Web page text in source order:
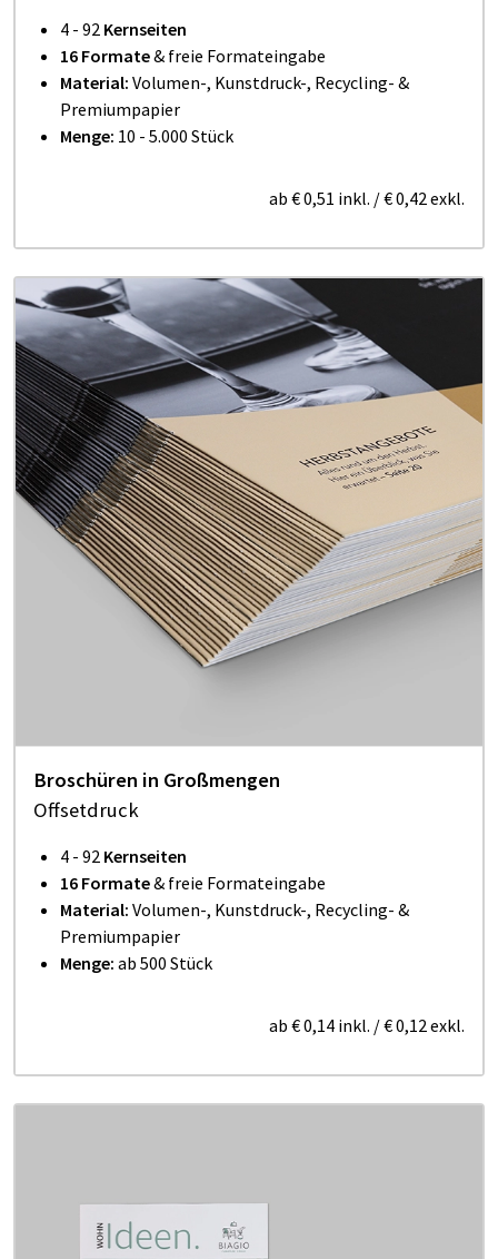
4 - 92 Kernseiten
16 Formate& freie Formateingabe
Material: Volumen-, Kunstdruck-, Recycling- &
Premiumpapier
Menge: 10 - 5.000 Stück
ab € 0,51 inkl. /€ 0,42exkl.
Broschüren in Großmengen
Offsetdruck
4 - 92 Kernseiten
16 Formate& freie Formateingabe
Material: Volumen-, Kunstdruck-, Recycling- &
Premiumpapier
Menge: ab 500 Stück
ab € 0,14 inkl. /€ 0,12exkl.